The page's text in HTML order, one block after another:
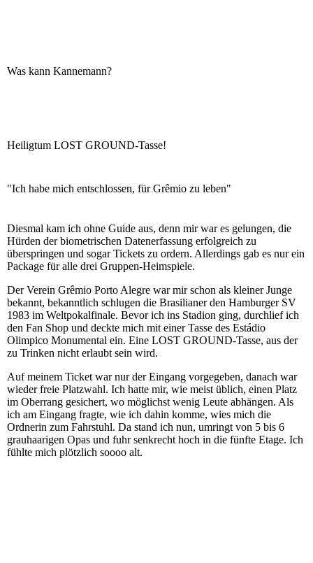
Was kann Kannemann?
Heiligtum LOST GROUND-Tasse!
"Ich habe mich entschlossen, für Grêmio zu leben"
Diesmal kam ich ohne Guide aus, denn mir war es gelungen, die
Hürden der biometrischen Datenerfassung erfolgreich zu
überspringen und sogar Tickets zu ordern. Allerdings gab es nur ein
Package für alle drei Gruppen-Heimspiele.
Der Verein Grêmio Porto Alegre war mir schon als kleiner Junge
bekannt, bekanntlich schlugen die Brasilianer den Hamburger SV
1983 im Weltpokalfinale. Bevor ich ins Stadion ging, durchlief ich
den Fan Shop und deckte mich mit einer Tasse des Estádio
Olimpico Monumental ein. Eine LOST GROUND-Tasse, aus der
zu Trinken nicht erlaubt sein wird.
Auf meinem Ticket war nur der Eingang vorgegeben, danach war
wieder freie Platzwahl. Ich hatte mir, wie meist üblich, einen Platz
im Oberrang gesichert, wo möglichst wenig Leute abhängen. Als
ich am Eingang fragte, wie ich dahin komme, wies mich die
Ordnerin zum Fahrstuhl. Da stand ich nun, umringt von 5 bis 6
grauhaarigen Opas und fuhr senkrecht hoch in die fünfte Etage. Ich
fühlte mich plötzlich soooo alt.